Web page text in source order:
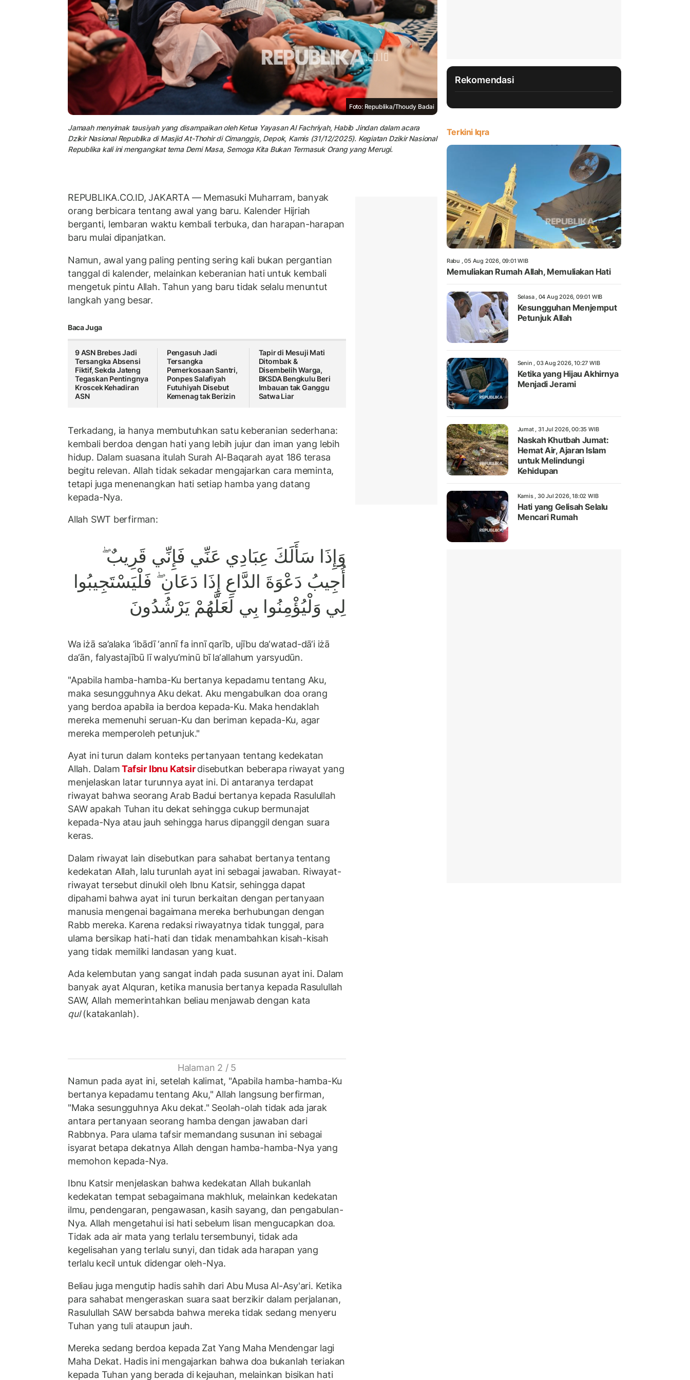
Foto: Republika/Thoudy Badai
Jamaah menyimak tausiyah yang disampaikan oleh Ketua Yayasan Al Fachriyah, Habib Jindan dalam acara
Dzikir Nasional Republika di Masjid At-Thohir di Cimanggis, Depok, Kamis (31/12/2025). Kegiatan Dzikir Nasional
Republika kali ini mengangkat tema Demi Masa, Semoga Kita Bukan Termasuk Orang yang Merugi.
REPUBLIKA.CO.ID, JAKARTA — Memasuki Muharram, banyak
orang berbicara tentang awal yang baru. Kalender Hijriah
berganti, lembaran waktu kembali terbuka, dan harapan-harapan
baru mulai dipanjatkan.
Namun, awal yang paling penting sering kali bukan pergantian
tanggal di kalender, melainkan keberanian hati untuk kembali
mengetuk pintu Allah. Tahun yang baru tidak selalu menuntut
langkah yang besar.
Baca Juga
9 ASN Brebes Jadi
Tersangka Absensi
Fiktif, Sekda Jateng
Tegaskan Pentingnya
Kroscek Kehadiran
ASN
Pengasuh Jadi
Tersangka
Pemerkosaan Santri,
Ponpes Salafiyah
Futuhiyah Disebut
Kemenag tak Berizin
Tapir di Mesuji Mati
Ditombak &
Disembelih Warga,
BKSDA Bengkulu Beri
Imbauan tak Ganggu
Satwa Liar
Terkadang, ia hanya membutuhkan satu keberanian sederhana:
kembali berdoa dengan hati yang lebih jujur dan iman yang lebih
hidup. Dalam suasana itulah Surah Al-Baqarah ayat 186 terasa
begitu relevan. Allah tidak sekadar mengajarkan cara meminta,
tetapi juga menenangkan hati setiap hamba yang datang
kepada-Nya.
Allah SWT berfirman:
وَإِذَا سَأَلَكَ عِبَادِي عَنِّي فَإِنِّي قَرِيبٌ ۖ
أُجِيبُ دَعْوَةَ الدَّاعِ إِذَا دَعَانِ ۖ فَلْيَسْتَجِيبُوا
لِي وَلْيُؤْمِنُوا بِي لَعَلَّهُمْ يَرْشُدُونَ
Wa iżā sa’alaka ‘ibādī ‘annī fa innī qarīb, ujību da‘watad-dā‘i iżā
da‘ān, falyastajībū lī walyu’minū bī la‘allahum yarsyudūn.
"Apabila hamba-hamba-Ku bertanya kepadamu tentang Aku,
maka sesungguhnya Aku dekat. Aku mengabulkan doa orang
yang berdoa apabila ia berdoa kepada-Ku. Maka hendaklah
mereka memenuhi seruan-Ku dan beriman kepada-Ku, agar
mereka memperoleh petunjuk."
Ayat ini turun dalam konteks pertanyaan tentang kedekatan
Allah. DalamTafsir Ibnu Katsirdisebutkan beberapa riwayat yang
menjelaskan latar turunnya ayat ini. Di antaranya terdapat
riwayat bahwa seorang Arab Badui bertanya kepada Rasulullah
SAW apakah Tuhan itu dekat sehingga cukup bermunajat
kepada-Nya atau jauh sehingga harus dipanggil dengan suara
keras.
Dalam riwayat lain disebutkan para sahabat bertanya tentang
kedekatan Allah, lalu turunlah ayat ini sebagai jawaban. Riwayat-
riwayat tersebut dinukil oleh Ibnu Katsir, sehingga dapat
dipahami bahwa ayat ini turun berkaitan dengan pertanyaan
manusia mengenai bagaimana mereka berhubungan dengan
Rabb mereka. Karena redaksi riwayatnya tidak tunggal, para
ulama bersikap hati-hati dan tidak menambahkan kisah-kisah
yang tidak memiliki landasan yang kuat.
Ada kelembutan yang sangat indah pada susunan ayat ini. Dalam
banyak ayat Alquran, ketika manusia bertanya kepada Rasulullah
SAW, Allah memerintahkan beliau menjawab dengan kata
qul(katakanlah).
Halaman 2 / 5
Namun pada ayat ini, setelah kalimat, "Apabila hamba-hamba-Ku
bertanya kepadamu tentang Aku," Allah langsung berfirman,
"Maka sesungguhnya Aku dekat." Seolah-olah tidak ada jarak
antara pertanyaan seorang hamba dengan jawaban dari
Rabbnya. Para ulama tafsir memandang susunan ini sebagai
isyarat betapa dekatnya Allah dengan hamba-hamba-Nya yang
memohon kepada-Nya.
Ibnu Katsir menjelaskan bahwa kedekatan Allah bukanlah
kedekatan tempat sebagaimana makhluk, melainkan kedekatan
ilmu, pendengaran, pengawasan, kasih sayang, dan pengabulan-
Nya. Allah mengetahui isi hati sebelum lisan mengucapkan doa.
Tidak ada air mata yang terlalu tersembunyi, tidak ada
kegelisahan yang terlalu sunyi, dan tidak ada harapan yang
terlalu kecil untuk didengar oleh-Nya.
Beliau juga mengutip hadis sahih dari Abu Musa Al-Asy'ari. Ketika
para sahabat mengeraskan suara saat berzikir dalam perjalanan,
Rasulullah SAW bersabda bahwa mereka tidak sedang menyeru
Tuhan yang tuli ataupun jauh.
Mereka sedang berdoa kepada Zat Yang Maha Mendengar lagi
Maha Dekat. Hadis ini mengajarkan bahwa doa bukanlah teriakan
kepada Tuhan yang berada di kejauhan, melainkan bisikan hati
Rekomendasi
Terkini Iqra
Rabu , 05 Aug 2026, 09:01 WIB
Memuliakan Rumah Allah, Memuliakan Hati
Selasa , 04 Aug 2026, 09:01 WIB
Kesungguhan Menjemput
Petunjuk Allah
Senin , 03 Aug 2026, 10:27 WIB
Ketika yang Hijau Akhirnya
Menjadi Jerami
Jumat , 31 Jul 2026, 00:35 WIB
Naskah Khutbah Jumat:
Hemat Air, Ajaran Islam
untuk Melindungi
Kehidupan
Kamis , 30 Jul 2026, 18:02 WIB
Hati yang Gelisah Selalu
Mencari Rumah